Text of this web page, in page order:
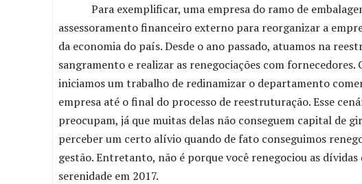
Para exemplificar, uma empresa do ramo de
assessoramento financeiro externo para reorganizar a
da economia do país. Desde o ano passado, atuamos na
sangramento e realizar as renegociações com
iniciamos um trabalho de redinamizar o departamento
empresa até o final do processo de reestruturação. Esse
preocupam, já que muitas delas não conseguem capital de
perceber um certo alívio quando de fato conseguimos
gestão. Entretanto, não é porque você renegociou as
serenidade em 2017.